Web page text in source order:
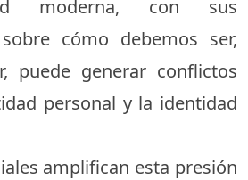
moderna, con sus
cómo debemos ser,
puede generar conflictos
personal y la identidad
amplifican esta presión